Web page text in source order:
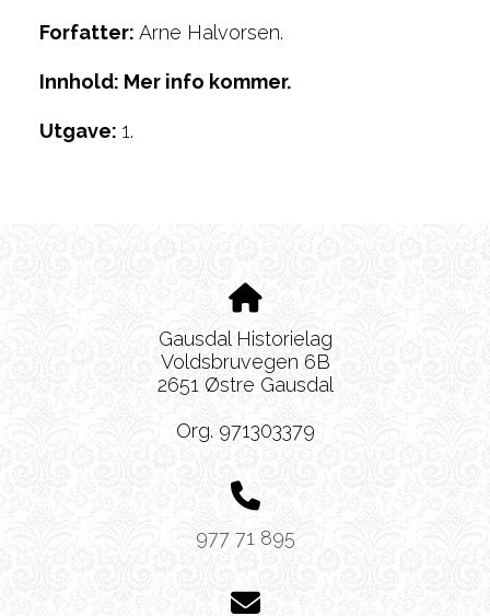
Forfatter: Arne Halvorsen.
Innhold: Mer info kommer.
Utgave: 1.
Gausdal Historielag
Voldsbruvegen 6B
2651 Østre Gausdal
Org. 971303379
977 71 895